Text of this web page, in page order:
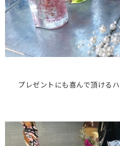
プレゼントにも喜んで頂ける